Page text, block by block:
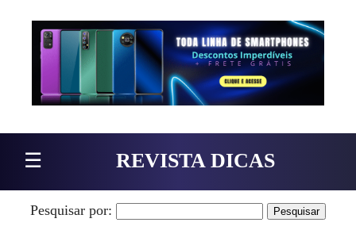
Pular para o conteúdo
☰ REVISTA DICAS
Pesquisar por: